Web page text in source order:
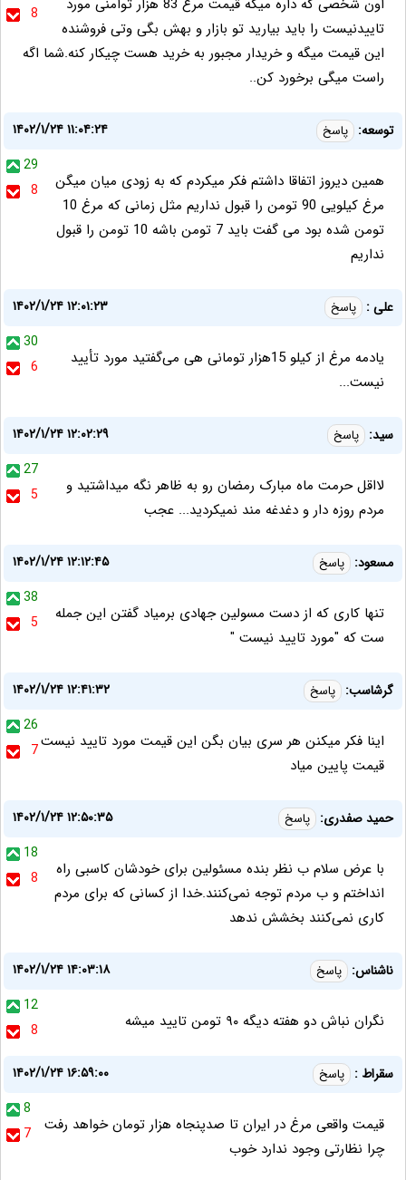
8
اون شخصی که داره میگه قیمت مرغ 83 هزار توامنی مورد
تاییدنیست را باید بیارید تو بازار و بهش بگی وتی فروشنده
این قیمت میگه و خریدار مجبور به خرید هست چیکار کنه.شما اگه
راست میگی برخورد کن..
توسعه: پاسخ
۱۴۰۲/۱/۲۴ ۱۱:۰۴:۲۴
29
8
همین دیروز اتفاقا داشتم فکر میکردم که به زودی میان میگن
مرغ کیلویی 90 تومن را قبول نداریم مثل زمانی که مرغ 10
تومن شده بود می گفت باید 7 تومن باشه 10 تومن را قبول
نداریم
علی : پاسخ
۱۴۰۲/۱/۲۴ ۱۲:۰۱:۲۳
30
6
یادمه مرغ از کیلو 15هزار تومانی هی می‌گفتید مورد تأیید
نیست...
سید: پاسخ
۱۴۰۲/۱/۲۴ ۱۲:۰۲:۲۹
27
5
لااقل حرمت ماه مبارک رمضان رو به ظاهر نگه میداشتید و
مردم روزه دار و دغدغه مند نمیکردید... عجب
مسعود: پاسخ
۱۴۰۲/۱/۲۴ ۱۲:۱۲:۴۵
38
5
تنها کاری که از دست مسولین جهادی برمیاد گفتن این جمله
ست که "مورد تایید نیست "
گرشاسب: پاسخ
۱۴۰۲/۱/۲۴ ۱۲:۴۱:۳۲
26
7اینا فکر میکنن هر سری بیان بگن این قیمت مورد تایید نیست
قیمت پایین میاد
حمید صفدری: پاسخ
۱۴۰۲/۱/۲۴ ۱۲:۵۰:۳۵
18
8
با عرض سلام ب نظر بنده مسئولین برای خودشان کاسبی راه
انداختم و ب مردم توجه نمی‌کنند.خدا از کسانی که برای مردم
کاری نمی‌کنند بخشش ندهد
ناشناس: پاسخ
۱۴۰۲/۱/۲۴ ۱۴:۰۳:۱۸
12
8
نگران نباش دو هفته دیگه ۹۰ تومن تایید میشه
سقراط : پاسخ
۱۴۰۲/۱/۲۴ ۱۶:۵۹:۰۰
8
7
قیمت واقعی مرغ در ایران تا صدپنجاه هزار تومان خواهد رفت
چرا نظارتی وجود ندارد خوب